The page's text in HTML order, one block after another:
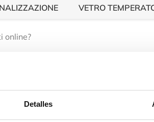
Detalles
VETRO
online?
vendita fisici. Per scoprire il
con te la fattura dell’ordine ricevuta